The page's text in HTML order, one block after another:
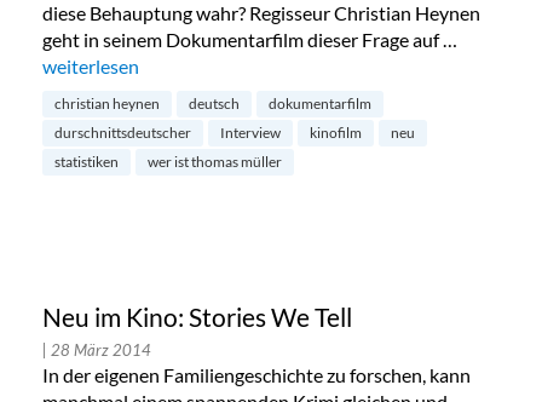
diese Behauptung wahr? Regisseur Christian Heynen
geht in seinem Dokumentarfilm dieser Frage auf …
„Neu im Kino: Wer ist Thomas Müller?“
weiterlesen
christian heynen deutsch
dokumentarfilm
durschnittsdeutscher
Interview kinofilm
neu
statistiken
wer ist thomas müller
Neu im Kino: Stories We Tell
| 28 März 2014
In der eigenen Familiengeschichte zu forschen, kann